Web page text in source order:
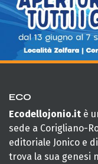
ECO
Ecodellojonio.it è
sede a Corigliano-
editoriale Jonico e
trova la sua genesi